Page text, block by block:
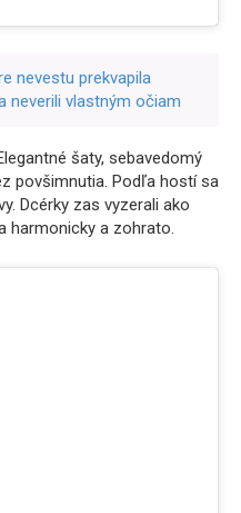
nevestu prekvapila
neverili vlastným očiam
šaty, sebavedomý
povšimnutia. Podľa hostí sa
Dcérky zas vyzerali ako
harmonicky a zohrato.